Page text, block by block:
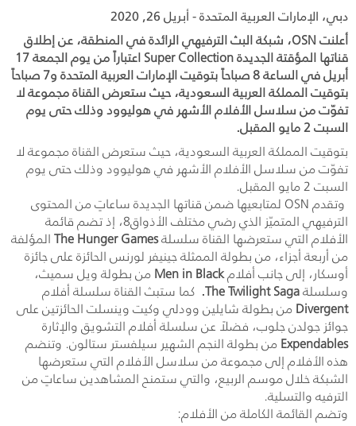
دبي، الإمارات العربية المتحدة - أبريل 26, 2020
أعلنت OSN، شبكة البث الترفيهي الرائدة في المنطقة، عن إطلاق
قناتها المؤقتة الجديدة Super Collection اعتباراً من يوم الجمعة 17
أبريل في الساعة 8 صباحاً بتوقيت الإمارات العربية المتحدة و7 صباحاً
بتوقيت المملكة العربية السعودية، حيث ستعرض القناة مجموعة لا
تفوّت من سلاسل الأفلام الأشهر في هوليوود وذلك حتى يوم
السبت 2 مايو المقبل.
بتوقيت المملكة العربية السعودية، حيث ستعرض القناة مجموعة لا
تفوّت من سلاسل الأفلام الأشهر في هوليوود وذلك حتى يوم
السبت 2 مايو المقبل.
وتقدمOSNلمتابعيها ضمن قناتها الجديدة ساعاتٍ من المحتوى
الترفيهي المتميّز الذي رضي مختلف الأذواق8، إذ تضم قائمة
الأفلام التي ستعرضها القناة سلسلةThe Hunger Gamesالمؤلفة
من أربعة أجزاء، من بطولة الممثلة جينيفر لورنس الحائزة على جائزة
أوسكار، إلى جانب أفلامMen in Blackمن بطولة ويل سميث،
وسلسلةThe Twilight Saga
. كما ستبث القناة سلسلة أفلام
Divergentمن بطولة شايلين وودلي وكيت وينسلت الحائزتين على
جوائز جولدن جلوب، فضلاً عن سلسلة أفلام التشويق والإثارة
Expendablesمن بطولة النجم الشهير سيلفستر ستالون. وتنضم
هذه الأفلام إلى مجموعة من سلاسل الأفلام التي ستعرضها
الشبكة خلال موسم الربيع، والتي ستمنح المشاهدين ساعاتٍ من
الترفيه والتسلية.
وتضم القائمة الكاملة من الأفلام: